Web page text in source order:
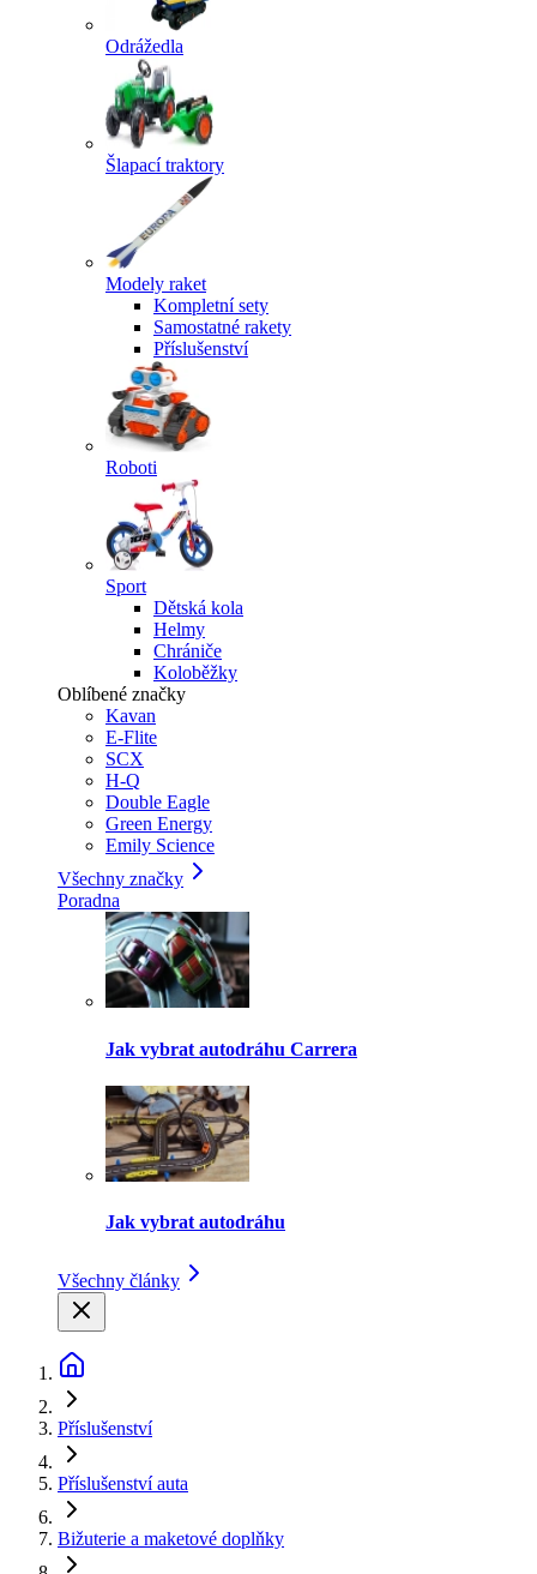
Odrážedla
Šlapací traktory
Modely raket
Kompletní sety
Samostatné rakety
Příslušenství
Roboti
Sport
Dětská kola
Helmy
Chrániče
Koloběžky
Oblíbené značky
Kavan
E-Flite
SCX
H-Q
Double Eagle
Green Energy
Emily Science
Všechny značky
Poradna
Jak vybrat autodráhu Carrera
Jak vybrat autodráhu
Všechny články
Příslušenství
Příslušenství auta
Bižuterie a maketové doplňky